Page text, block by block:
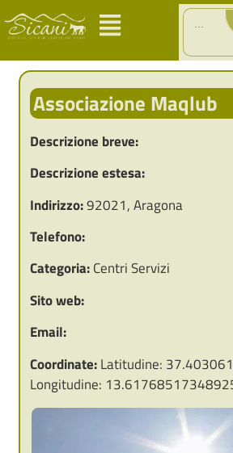
Search
for:
Associazione Maqlub
Descrizione breve:
Descrizione estesa:
Indirizzo:92021, Aragona
Telefono:
Categoria:Centri Servizi
Sito web:
Email:
Coordinate:Latitudine:
Longitudine: